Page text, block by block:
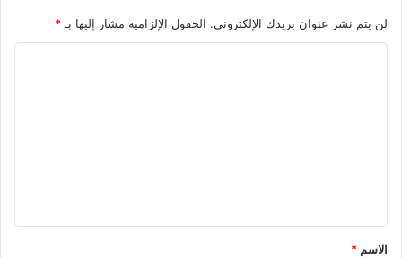
ج
م
لن يتم نشر عنوان بريدك الإلكتروني. الحقول الإلزامية مشار إليها بـ*
*
الاسم *